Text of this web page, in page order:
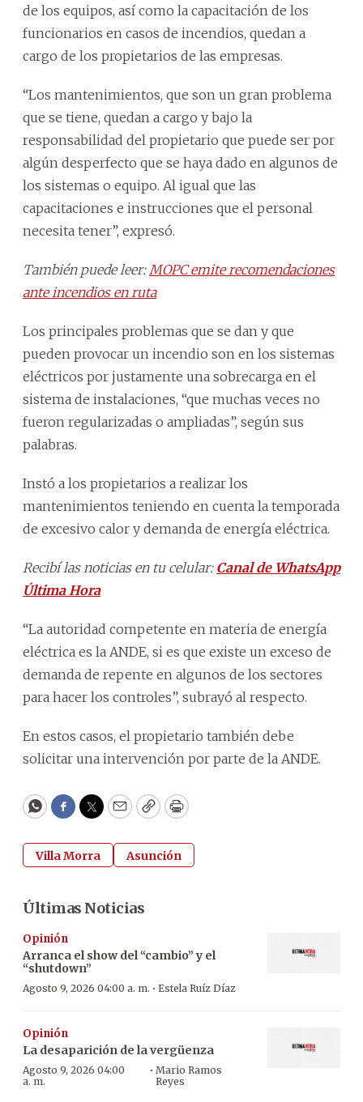
de los equipos, así como la capacitación de los
funcionarios en casos de incendios, quedan a
cargo de los propietarios de las empresas.
“Los mantenimientos, que son un gran problema
que se tiene, quedan a cargo y bajo la
responsabilidad del propietario que puede ser por
algún desperfecto que se haya dado en algunos de
los sistemas o equipo. Al igual que las
capacitaciones e instrucciones que el personal
necesita tener”, expresó.
También puede leer: MOPC emite recomendaciones
ante incendios en ruta
Los principales problemas que se dan y que
pueden provocar un incendio son en los sistemas
eléctricos por justamente una sobrecarga en el
sistema de instalaciones, “que muchas veces no
fueron regularizadas o ampliadas”, según sus
palabras.
Instó a los propietarios a realizar los
mantenimientos teniendo en cuenta la temporada
de excesivo calor y demanda de energía eléctrica.
Recibí las noticias en tu celular: Canal de WhatsApp
Última Hora
“La autoridad competente en materia de energía
eléctrica es la ANDE, si es que existe un exceso de
demanda de repente en algunos de los sectores
para hacer los controles”, subrayó al respecto.
En estos casos, el propietario también debe
solicitar una intervención por parte de la ANDE.
WhatsApp
Facebook
Twitter
EmailCopyPrint
Villa Morra Asunción
Últimas Noticias
Opinión
Arranca el show del “cambio” y el
“shutdown”
Agosto 9, 2026 04:00 a. m. · Estela Ruíz Díaz
Opinión
La desaparición de la vergüenza
Agosto 9, 2026 04:00
a. m.
· Mario Ramos
Reyes